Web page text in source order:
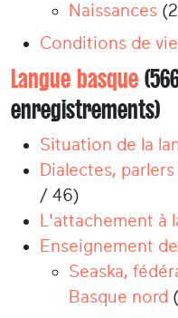
Naissances
Conditions de vie
Langue basque
enregistrements)
Situation de la
Dialectes,
/ 46)
L'attachement à
Enseignement
Seaska,
Basque nord